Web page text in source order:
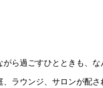
ら過ごすひとときも、な
ラウンジ、サロンが配さ